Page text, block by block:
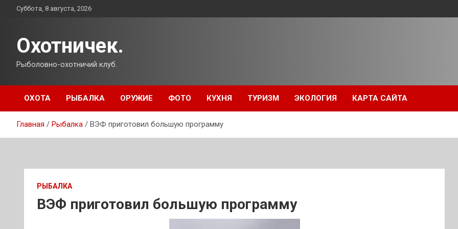
ПерейтиСуббота, 8 августа, 2026
Охотничек.
Рыболовно-охотничий клуб.
ОХОТА РЫБАЛКА ОРУЖИЕ ФОТО КУХНЯ ТУРИЗМ ЭКОЛОГИЯ КАРТА САЙТА
Главная Рыбалка ВЭФ приготовил большую программу
РЫБАЛКА
ВЭФ приготовил большую программу